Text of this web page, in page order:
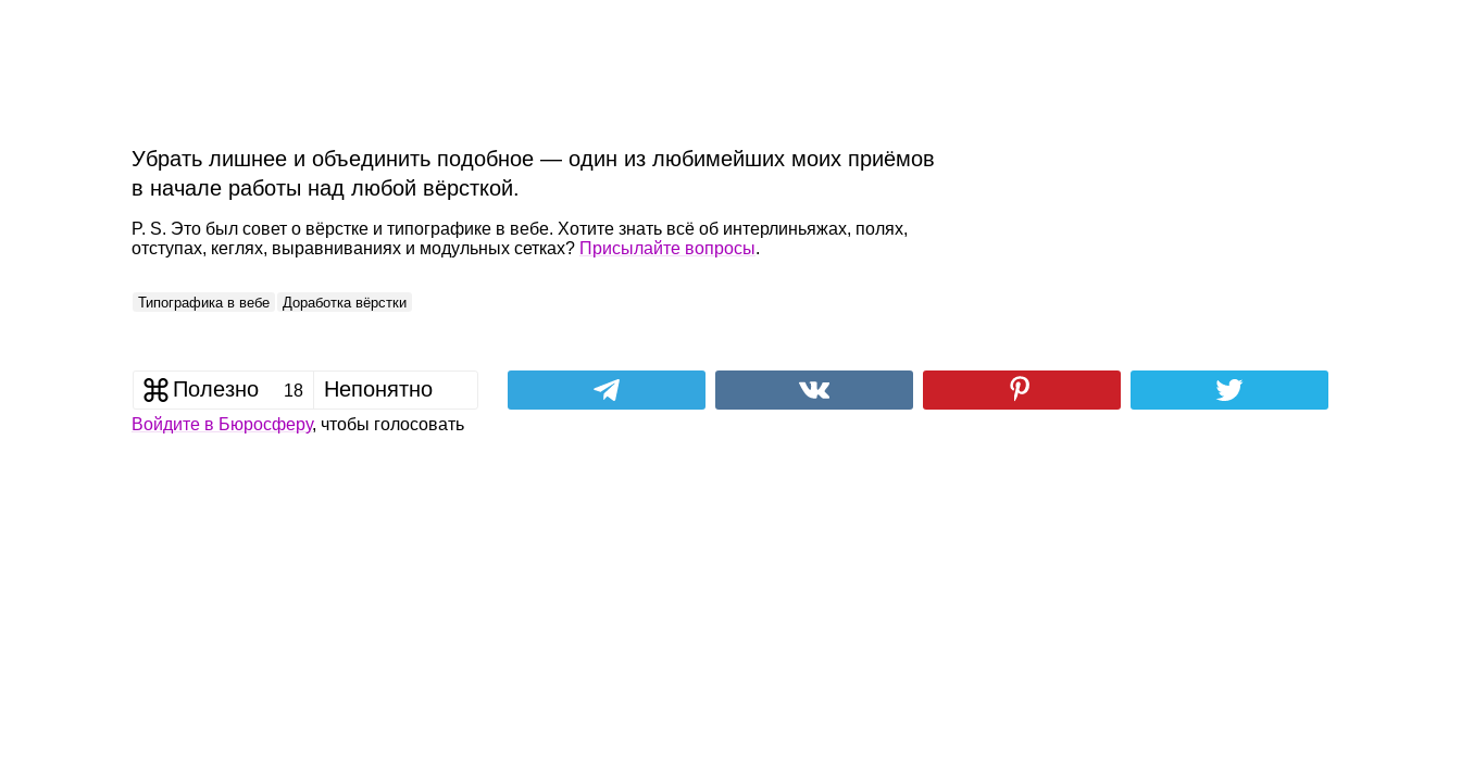
Убрать лишнее и объединить подобное — один из любимейших моих приёмов
в начале работы над любой вёрсткой.
P. S. Это был совет о вёрстке и типографике в вебе. Хотите знать всё об интерлиньяжах, полях,
отступах, кеглях, выравниваниях и модульных сетках? Присылайте вопросы.
Типографика в вебе Доработка вёрстки
Полезно 18 Непонятно
Войдите в Бюросферу, чтобы голосовать